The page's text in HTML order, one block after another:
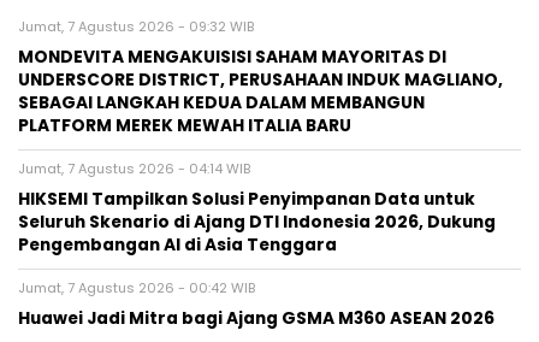
Jumat, 7 Agustus 2026 - 09:32 WIB
MONDEVITA MENGAKUISISI SAHAM MAYORITAS DI
UNDERSCORE DISTRICT, PERUSAHAAN INDUK MAGLIANO,
SEBAGAI LANGKAH KEDUA DALAM MEMBANGUN
PLATFORM MEREK MEWAH ITALIA BARU
Jumat, 7 Agustus 2026 - 04:14 WIB
HIKSEMI Tampilkan Solusi Penyimpanan Data untuk
Seluruh Skenario di Ajang DTI Indonesia 2026, Dukung
Pengembangan AI di Asia Tenggara
Jumat, 7 Agustus 2026 - 00:42 WIB
Huawei Jadi Mitra bagi Ajang GSMA M360 ASEAN 2026